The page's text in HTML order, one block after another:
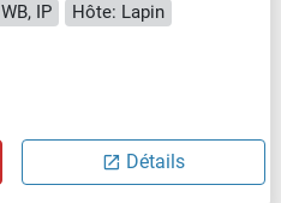
WB, IP
Hôte: Lapin
Détails